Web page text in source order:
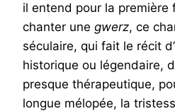
il entend pour la première
chanter une gwerz, ce
séculaire, qui fait le récit
historique ou légendaire,
presque thérapeutique,
longue mélopée, la